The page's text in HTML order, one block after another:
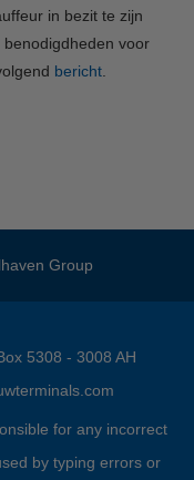
in bezit te zijn
voor
bericht
Group
5308 - 3008 AH
for any incorrect
by typing errors or